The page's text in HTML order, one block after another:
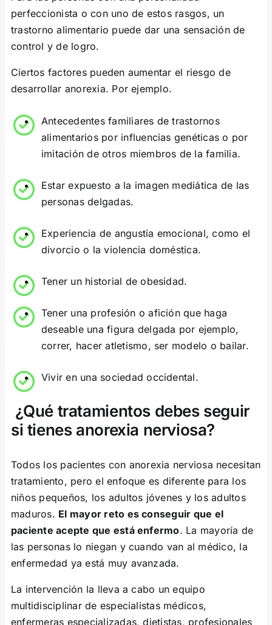
perfeccionista o con uno de estos rasgos, un
trastorno alimentario puede dar una sensación de
control y de logro.
Ciertos factores pueden aumentar el riesgo de
desarrollar anorexia. Por ejemplo.
Antecedentes familiares de trastornos
alimentarios por influencias genéticas o por
imitación de otros miembros de la familia.
Estar expuesto a la imagen mediática de las
personas delgadas.
Experiencia de angustia emocional, como el
divorcio o la violencia doméstica.
Tener un historial de obesidad.
Tener una profesión o afición que haga
deseable una figura delgada por ejemplo,
correr, hacer atletismo, ser modelo o bailar.
Vivir en una sociedad occidental.
¿Qué tratamientos debes seguir
si tienes anorexia nerviosa?
Todos los pacientes con anorexia nerviosa necesitan
tratamiento, pero el enfoque es diferente para los
niños pequeños, los adultos jóvenes y los adultos
maduros. El mayor reto es conseguir que el
paciente acepte que está enfermo. La mayoría de
las personas lo niegan y cuando van al médico, la
enfermedad ya está muy avanzada.
La intervención la lleva a cabo un equipo
multidisciplinar de especialistas médicos,
enfermeras especializadas, dietistas, profesionales